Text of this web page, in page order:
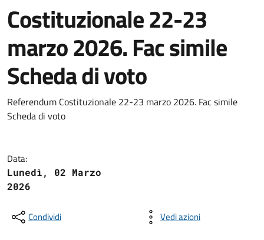
Costituzionale 22-23
marzo 2026. Fac simile
Scheda di voto
Referendum Costituzionale 22-23 marzo 2026. Fac simile
Scheda di voto
Data:
Lunedì, 02 Marzo
2026
Condividi Vedi azioni